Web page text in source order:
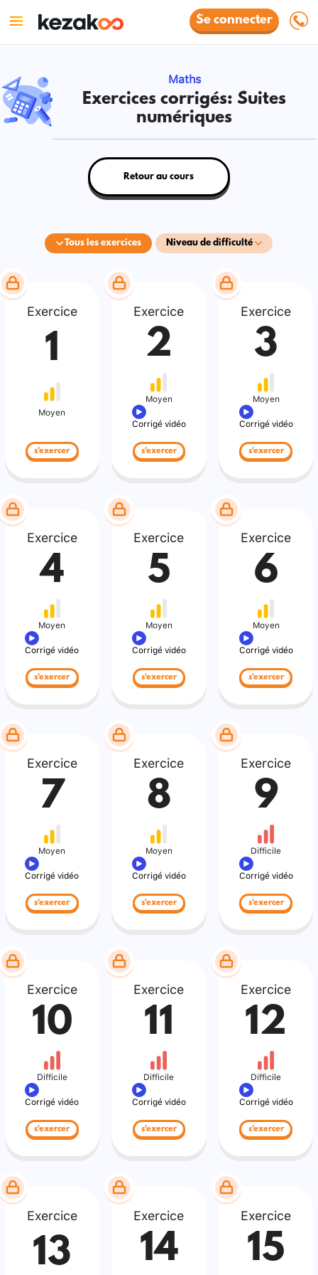
Se connecter
Maths
Exercices corrigés: Suites
numériques
Tous les exercices Niveau de difficulté
Retour au cours
Exercice
1
Moyen
s'exercer
Exercice
2
Moyen
Corrigé vidéo
s'exercer
Exercice
3
Moyen
Corrigé vidéo
s'exercer
Exercice
4
Moyen
Corrigé vidéo
s'exercer
Exercice
5
Moyen
Corrigé vidéo
s'exercer
Exercice
6
Moyen
Corrigé vidéo
s'exercer
Exercice
7
Moyen
Corrigé vidéo
s'exercer
Exercice
8
Moyen
Corrigé vidéo
s'exercer
Exercice
9
Difficile
Corrigé vidéo
s'exercer
Exercice
10
Difficile
Corrigé vidéo
s'exercer
Exercice
11
Difficile
Corrigé vidéo
s'exercer
Exercice
12
Difficile
Corrigé vidéo
s'exercer
Exercice
13
Exercice
14
Exercice
15